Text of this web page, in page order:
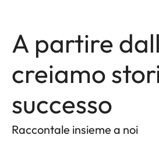
A partire
creiamo
successo
Raccontale insieme a noi